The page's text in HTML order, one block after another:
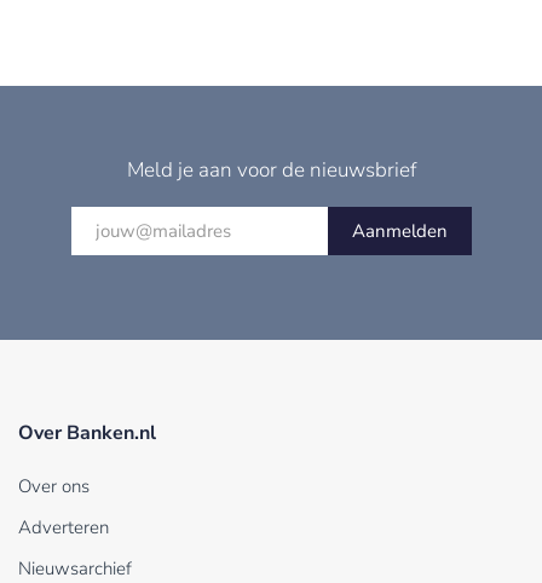
Meld je aan voor de nieuwsbrief
Aanmelden
Over Banken.nl
Over ons
Adverteren
Nieuwsarchief